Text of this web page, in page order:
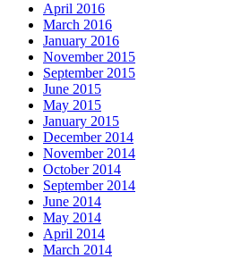
April 2016
March 2016
January 2016
November 2015
September 2015
June 2015
May 2015
January 2015
December 2014
November 2014
October 2014
September 2014
June 2014
May 2014
April 2014
March 2014